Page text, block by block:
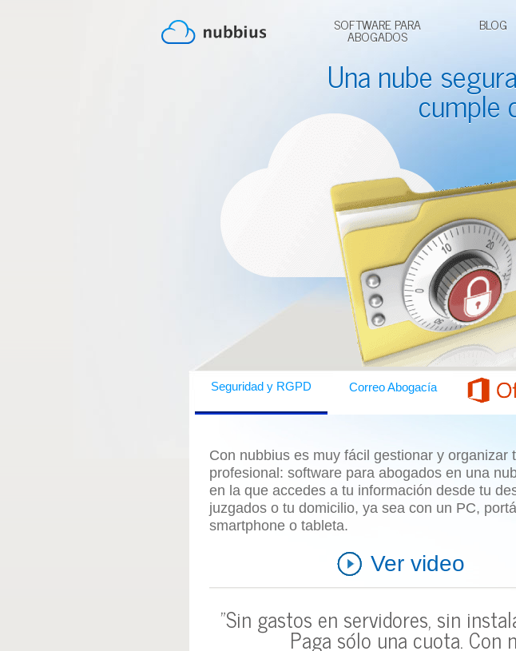
SOFTWARE PARA
ABOGADOS
BLOG
Una nube
cumple
Seguridad y RGPD Correo Abogacía
Con nubbius es muy fácil gestionar y organizar
profesional: software para abogados en una
en la que accedes a tu información desde tu
juzgados o tu domicilio, ya sea con un PC,
smartphone o tableta.
Ver video
"Sin gastos en servidores, sin
Paga sólo una cuota.Con